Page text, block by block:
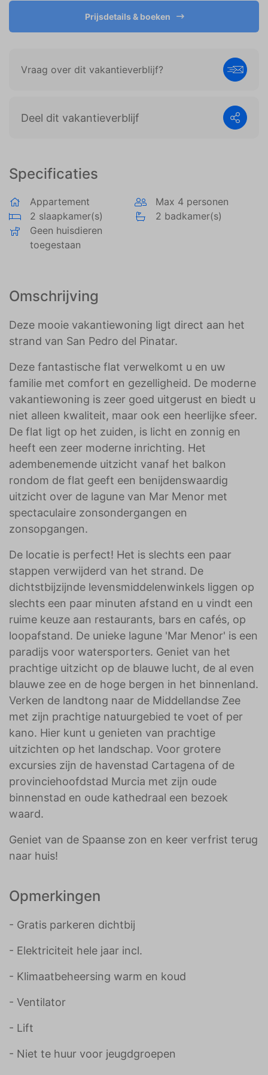
Specificaties
Appartement
Max 4 personen
2 slaapkamer(s)
2 badkamer(s)
Geen huisdieren
toegestaan
Omschrijving
Deze mooie vakantiewoning ligt direct aan het
strand van San Pedro del Pinatar.
Deze fantastische flat verwelkomt u en uw
familie met comfort en gezelligheid. De moderne
vakantiewoning is zeer goed uitgerust en biedt u
niet alleen kwaliteit, maar ook een heerlijke sfeer.
De flat ligt op het zuiden, is licht en zonnig en
heeft een zeer moderne inrichting. Het
adembenemende uitzicht vanaf het balkon
rondom de flat geeft een benijdenswaardig
uitzicht over de lagune van Mar Menor met
spectaculaire zonsondergangen en
zonsopgangen.
De locatie is perfect! Het is slechts een paar
stappen verwijderd van het strand. De
dichtstbijzijnde levensmiddelenwinkels liggen op
slechts een paar minuten afstand en u vindt een
ruime keuze aan restaurants, bars en cafés, op
loopafstand. De unieke lagune 'Mar Menor' is een
paradijs voor watersporters. Geniet van het
prachtige uitzicht op de blauwe lucht, de al even
blauwe zee en de hoge bergen in het binnenland.
Verken de landtong naar de Middellandse Zee
met zijn prachtige natuurgebied te voet of per
kano. Hier kunt u genieten van prachtige
uitzichten op het landschap. Voor grotere
excursies zijn de havenstad Cartagena of de
provinciehoofdstad Murcia met zijn oude
binnenstad en oude kathedraal een bezoek
waard.
Geniet van de Spaanse zon en keer verfrist terug
naar huis!
Opmerkingen
- Gratis parkeren dichtbij
- Elektriciteit hele jaar incl.
- Klimaatbeheersing warm en koud
- Ventilator
- Lift
- Niet te huur voor jeugdgroepen
Prijsdetails & boeken
Vraag over dit vakantieverblijf?
Deel dit vakantieverblijf
weergeven die zijn afgestemd op en relevant zijn
voor de individuele gebruiker. Deze advertenties